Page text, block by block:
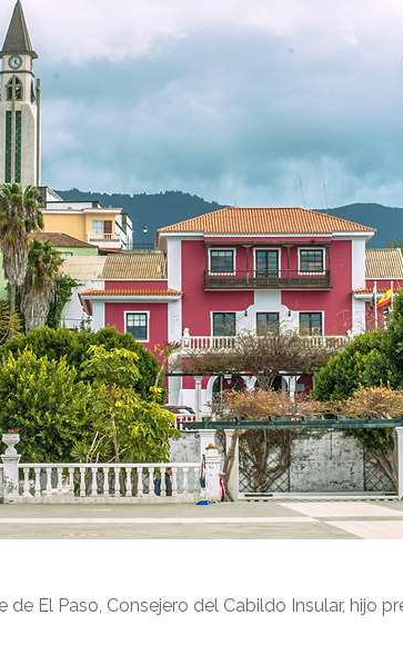
El Paso, Consejero del Cabildo Insular, hijo